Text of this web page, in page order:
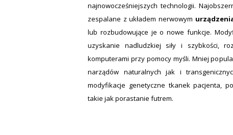
najnowocześniejszych technologii.
zespalane z układem nerwowym
lub rozbudowujące je o nowe funkcje.
uzyskanie nadludzkiej siły i szybkości,
komputerami przy pomocy myśli. Mniej
narządów naturalnych jak i
modyfikacje genetyczne tkanek pacjenta,
takie jak porastanie futrem.